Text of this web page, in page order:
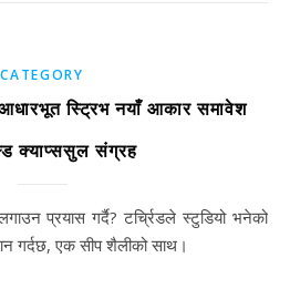
CATEGORY
आधारभूत स्ट्रिभ नयाँ आकार समावेश
क्याप्ससुल संग्रह
गर्दछ, एक सीप शैलीको साथ।